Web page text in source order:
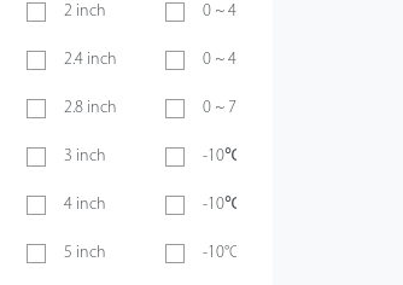
2 inch
2.4 inch
2.8 inch
3 inch
4 inch
5 inch
0 ~ 40℃
0 ~ 45℃
0 ~ 70℃
-10℃ ~ 45℃
-10℃ ~ 50℃
-10°C ~ 55°C